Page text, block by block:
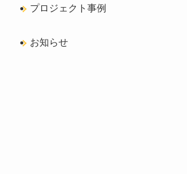
プロジェクト事例
お知らせ